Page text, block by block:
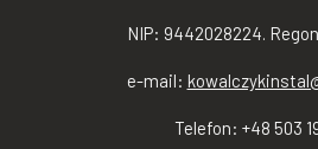
NIP: 9442028224.
e-mail:
Telefon: +48 503